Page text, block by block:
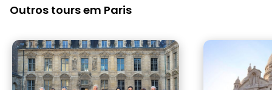
Outros tours em Paris